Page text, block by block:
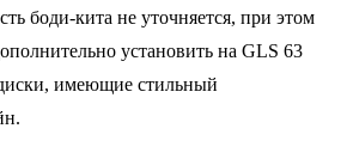
боди-кита не уточняется, при этом
установить на GLS 63
имеющие стильный